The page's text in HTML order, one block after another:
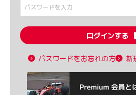
ログインする
パスワードをお忘れの方 新